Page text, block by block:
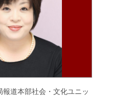
報道本部社会・文化ユニッ